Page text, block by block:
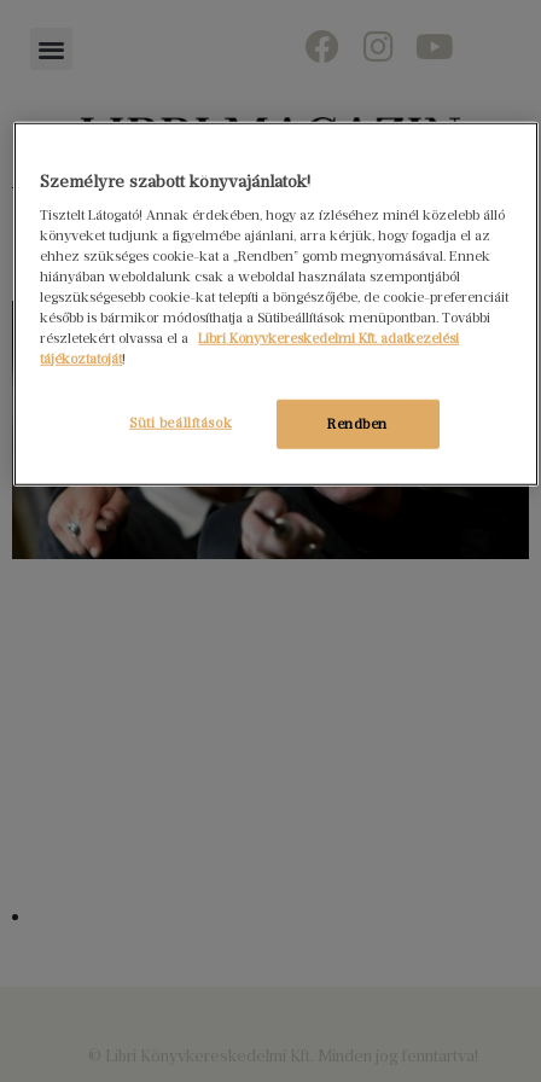
Könyvektől az olvasókig
Személyre szabott könyvajánlatok!
Tisztelt Látogató! Annak érdekében, hogy az ízléséhez minél közelebb álló
könyveket tudjunk a figyelmébe ajánlani, arra kérjük, hogy fogadja el az
ehhez szükséges cookie-kat a „Rendben” gomb megnyomásával. Ennek
hiányában weboldalunk csak a weboldal használata szempontjából
legszükségesebb cookie-kat telepíti a böngészőjébe, de cookie-preferenciáit
később is bármikor módosíthatja a Sütibeállítások menüpontban. További
részletekért olvassa el a
Libri Könyvkereskedelmi Kft. adatkezelési
tájékoztatóját!
Rendben
Süti beállítások